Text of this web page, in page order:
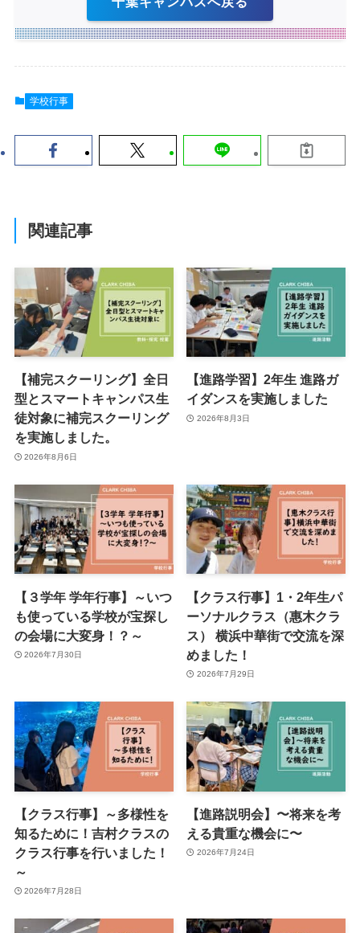
学校行事
関連記事
【補完スクーリング】全日
型とスマートキャンパス生
徒対象に補完スクーリング
を実施しました。
2026年8月6日
【進路学習】2年生 進路ガ
イダンスを実施しました
2026年8月3日
【３学年 学年行事】～いつ
も使っている学校が宝探し
の会場に大変身！？～
2026年7月30日
【クラス行事】1・2年生パ
ーソナルクラス（惠木クラ
ス） 横浜中華街で交流を深
めました！
2026年7月29日
【クラス行事】～多様性を
知るために！吉村クラスの
クラス行事を行いました！
～
2026年7月28日
【進路説明会】〜将来を考
える貴重な機会に〜
2026年7月24日